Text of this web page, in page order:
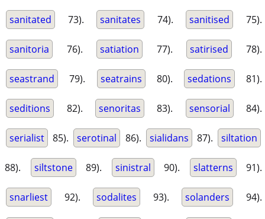
sanitated 73). sanitates 74). sanitised 75).
sanitoria 76). satiation 77). satirised 78).
seastrand 79). seatrains 80). sedations 81).
seditions 82). senoritas 83). sensorial 84).
serialist 85). serotinal 86). sialidans 87). siltation
88). siltstone 89). sinistral 90). slatterns 91).
snarliest 92). sodalites 93). solanders 94).